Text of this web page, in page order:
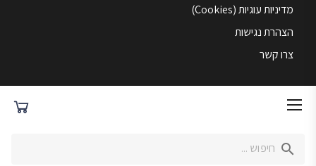
מדיניות עוגיות (Cookies)
הצהרת נגישות
צרו קשר